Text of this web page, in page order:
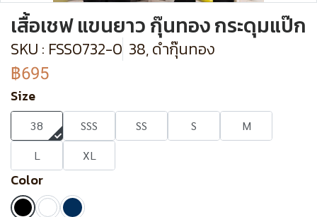
เสื้อเชฟ แขนยาว กุ๊นทอง กระดุมแป๊ก
SKU : FSS0732-0 38, ดำกุ๊นทอง
฿695
Size
38 SSS SS S
M
L
XL
Color